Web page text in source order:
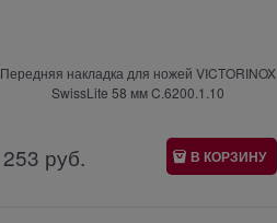
Передняя накладка для ножей VICTORINOX
SwissLite 58 мм C.6200.1.10
253 руб. В КОРЗИНУ